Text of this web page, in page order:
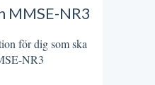
MMSE-NR3
för dig som ska
NR3